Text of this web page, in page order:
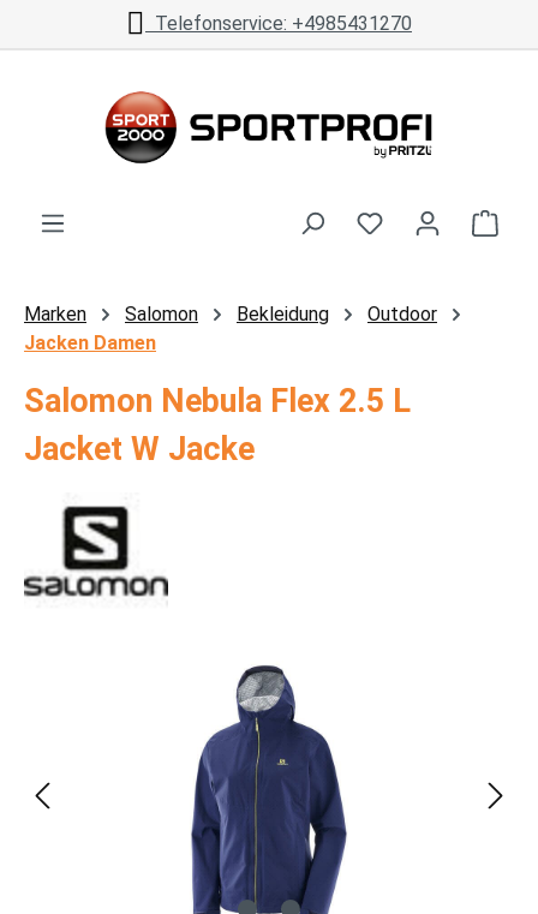
Zum Hauptinhalt springenTelefonservice: +4985431270
Marken Salomon Bekleidung
Outdoor
Jacken Damen
Salomon Nebula Flex 2.5 L
Jacket W Jacke